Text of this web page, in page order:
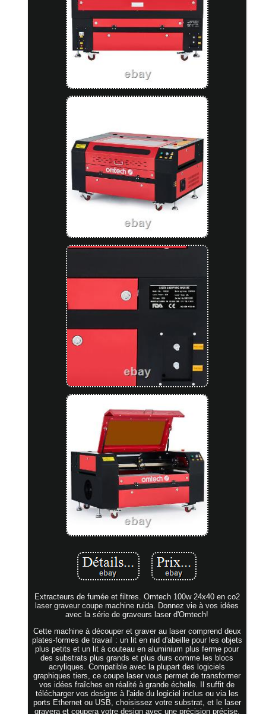
Extracteurs de fumée et filtres. Omtech 100w 24x40 en co2
laser graveur coupe machine ruida. Donnez vie à vos idées
avec la série de graveurs laser d'Omtech!
Cette machine à découper et graver au laser comprend deux
plates-formes de travail : un lit en nid d'abeille pour les objets
plus petits et un lit à couteau en aluminium plus ferme pour
des substrats plus grands et plus durs comme les blocs
acryliques. Compatible avec la plupart des logiciels
graphiques tiers, ce coupe laser vous permet de transformer
vos idées fraîches en réalité à grande échelle. Il suffit de
télécharger vos designs à l'aide du logiciel inclus ou via les
ports Ethernet ou USB, choisissez votre substrat, et le laser
gravera et coupera votre design avec une précision précise.